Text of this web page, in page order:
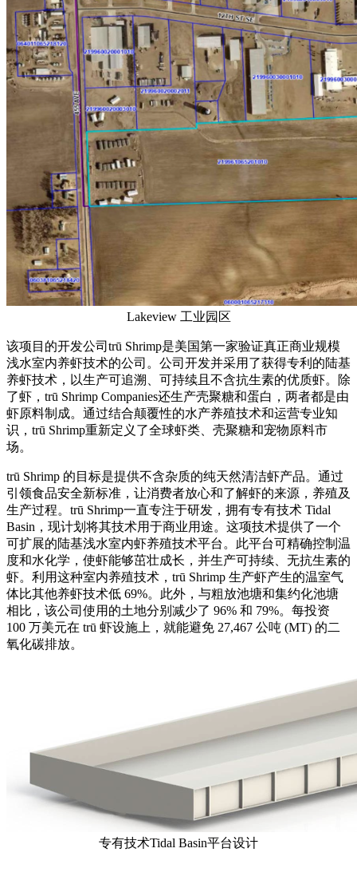
Lakeview 工业园区
该项目的开发公司trū Shrimp是美国第一家验证真正商业规模
浅水室内养虾技术的公司。公司开发并采用了获得专利的陆基
养虾技术，以生产可追溯、可持续且不含抗生素的优质虾。除
了虾，trū Shrimp Companies还生产壳聚糖和蛋白，两者都是由
虾原料制成。通过结合颠覆性的水产养殖技术和运营专业知
识，trū Shrimp重新定义了全球虾类、壳聚糖和宠物原料市
场。
trū Shrimp 的目标是提供不含杂质的纯天然清洁虾产品。通过
引领食品安全新标准，让消费者放心和了解虾的来源，养殖及
生产过程。trū Shrimp一直专注于研发，拥有专有技术 Tidal
Basin，现计划将其技术用于商业用途。这项技术提供了一个
可扩展的陆基浅水室内虾养殖技术平台。此平台可精确控制温
度和水化学，使虾能够茁壮成长，并生产可持续、无抗生素的
虾。利用这种室内养殖技术，trū Shrimp 生产虾产生的温室气
体比其他养虾技术低 69%。此外，与粗放池塘和集约化池塘
相比，该公司使用的土地分别减少了 96% 和 79%。每投资
100 万美元在 trū 虾设施上，就能避免 27,467 公吨 (MT) 的二
氧化碳排放。
专有技术Tidal Basin平台设计